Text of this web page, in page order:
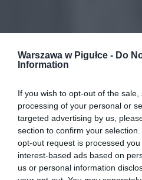
Warszawa w Pigułce - Do
Information
If you wish to opt-out of the
processing of your personal or
targeted advertising by us,
section to confirm your
opt-out request is processed
interest-based ads based on
us or personal information